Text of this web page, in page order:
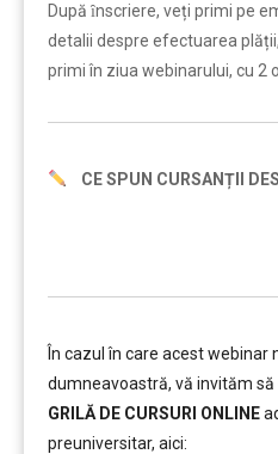
După ȋnscriere, veți primi pe
detalii despre efectuarea
primi în ziua webinarului, cu 2
CE SPUN CURSANȚII
În cazul în care acest webinar
dumneavoastră, vă invităm
GRILĂ DE CURSURI ONLINE
preuniversitar, aici: